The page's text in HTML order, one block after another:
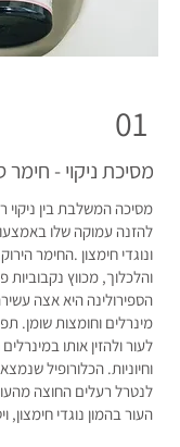
01
מסיכת ניקוי - חימר
מסיכה המשלבת בין ניקוי
להזנה עמוקה שלו
ונוגדי חימצון .החימר
והלכלוך, מכווץ
הספירולינה היא אצה
מינרלים וחומצות שומן.
לעור ולהזין אותו
וחיוניות. הכלורופיל
לנטרל רעלים החוצה
העור בהמון נוגדי חימצון,